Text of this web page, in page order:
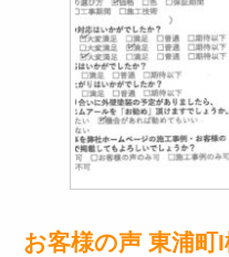
お客様の声 東浦町